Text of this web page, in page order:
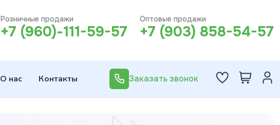
Розничные продажи
+7 (960)-111-59-57
Оптовые продажи
+7 (903) 858-54-57
О нас Контакты Заказать звонок